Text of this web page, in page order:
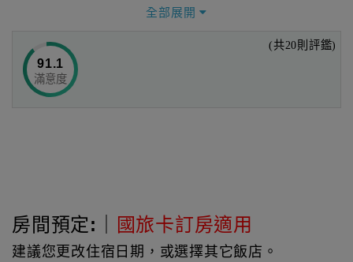
經過十幾年的準備，搜集古董、檜木、還有一塊能夠支撐起
終於在一望無涯的蘭陽平原上，蓋起了在夜中也能照亮土地
的小木屋。
★輕旅行
距北關農場、頭城農場開車約20～21分
全部展開
91.1
滿意度
(共20則評鑑)
房間預定:｜ 國旅卡訂房適用
建議您更改住宿日期，或選擇其它飯店。